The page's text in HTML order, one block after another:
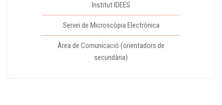
Institut IDEES
Servei de Microscòpia Electrònica
Àrea de Comunicació (orientadors de
secundària)